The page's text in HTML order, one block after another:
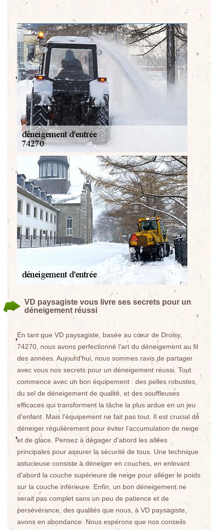
VD paysagiste vous livre ses secrets pour un
déneigement réussi
En tant que VD paysagiste, basée au cœur de Droisy,
74270, nous avons perfectionné l'art du déneigement au fil
des années. Aujourd'hui, nous sommes ravis de partager
avec vous nos secrets pour un déneigement réussi. Tout
commence avec un bon équipement : des pelles robustes,
du sel de déneigement de qualité, et des souffleuses
efficaces qui transforment la tâche la plus ardue en un jeu
d'enfant. Mais l'équipement ne fait pas tout. Il est crucial de
déneiger régulièrement pour éviter l'accumulation de neige
et de glace. Pensez à dégager d'abord les allées
principales pour assurer la sécurité de tous. Une technique
astucieuse consiste à déneiger en couches, en enlevant
d'abord la couche supérieure de neige pour alléger le poids
sur la couche inférieure. Enfin, un bon déneigement ne
serait pas complet sans un peu de patience et de
persévérance, des qualités que nous, à VD paysagiste,
avons en abondance. Nous espérons que nos conseils